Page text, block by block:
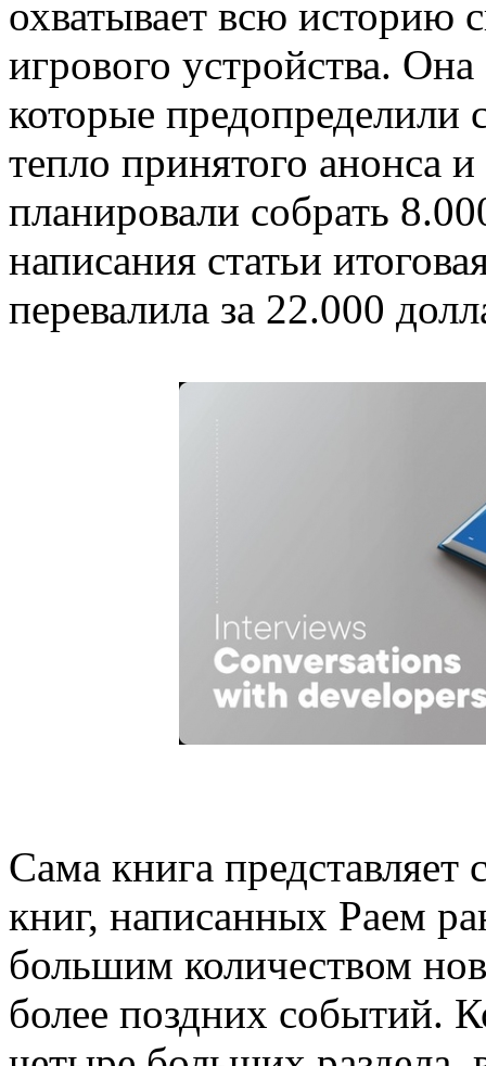
охватывает всю историю
игрового устройства.
которые предопределили
тепло принятого анонса
планировали собрать
написания статьи
перевалила за 22.000
Сама книга представляет
книг, написанных Раем
большим количеством
более поздних событий.